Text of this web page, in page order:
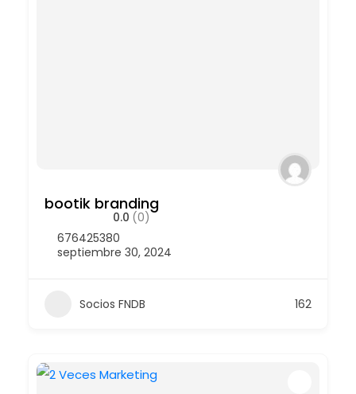
bootik branding
0.0 (0)
676425380
septiembre 30, 2024
Socios FNDB 162